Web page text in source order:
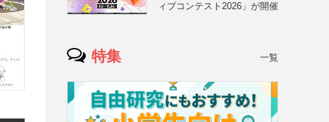
ィブコンテスト2026」が開催
特集 一覧